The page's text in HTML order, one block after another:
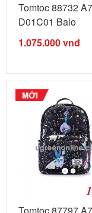
Tomtoc 88732
D01C01 Balo
TOMTOC Unisex
...
1.075.000vnđ